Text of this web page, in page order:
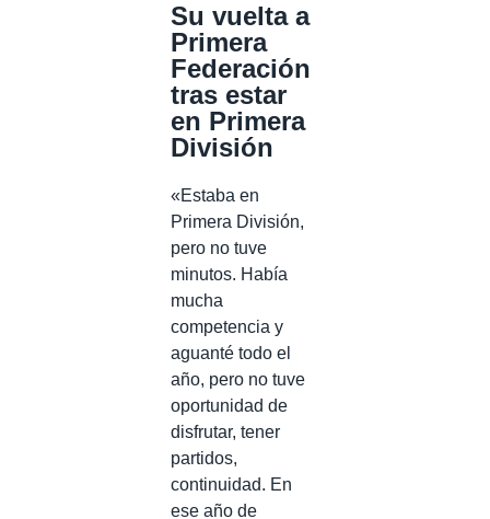
Su vuelta a
Primera
Federación
tras estar
en Primera
División
«Estaba en
Primera División,
pero no tuve
minutos. Había
mucha
competencia y
aguanté todo el
año, pero no tuve
oportunidad de
disfrutar, tener
partidos,
continuidad. En
ese año de